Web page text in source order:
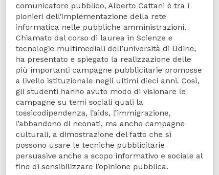
comunicatore pubblico, Alberto Cattani è tra i
pionieri dell’implementazione della rete
informatica nelle pubbliche amministrazioni.
Chiamato dal corso di laurea in Scienze e
tecnologie multimediali dell’università di Udine,
ha presentato e spiegato la realizzazione delle
più importanti campagne pubblicitarie promosse
a livello istituzionale negli ultimi dieci anni. Così,
gli studenti hanno avuto modo di visionare le
campagne su temi sociali quali la
tossicodipendenza, l’aids, l’immigrazione,
l’abbandono di neonati, ma anche campagne
culturali, a dimostrazione del fatto che si
possono usare le tecniche pubblicitarie
persuasive anche a scopo informativo e sociale al
fine di sensibilizzare l’opinione pubblica.